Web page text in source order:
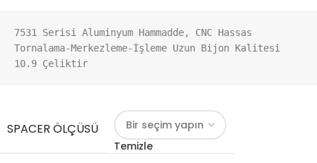
7531 Serisi Aluminyum Hammadde, CNC Hassas
Tornalama-Merkezleme-İşleme Uzun Bijon Kalitesi
10.9 Çeliktir
SPACER ÖLÇÜSÜ
Temizle